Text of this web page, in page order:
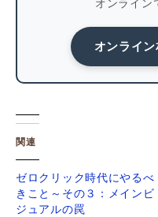
オンライン
オンライ
関連
ゼロクリック時代にやるべ
きこと～その３：メインビ
ジュアルの罠